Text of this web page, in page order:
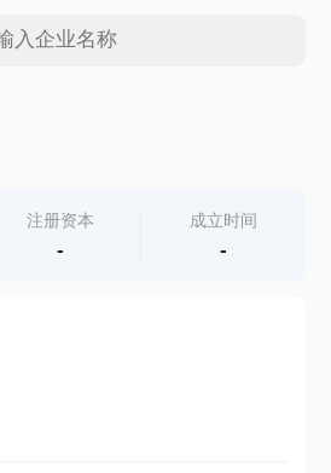
注册资本
-
成立时间
-